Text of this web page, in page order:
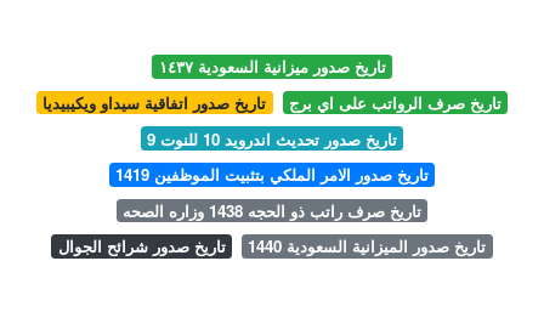
تاريخ صدور ميزانية السعودية ١٤٣٧
تاريخ صدور اتفاقية سيداو ويكيبيديا
تاريخ صرف الرواتب على اي برج
تاريخ صدور تحديث اندرويد 10 للنوت 9
تاريخ صدور الامر الملكي بتثبيت الموظفين 1419
تاريخ صرف راتب ذو الحجه 1438 وزاره الصحه
تاريخ صدور شرائح الجوال
تاريخ صدور الميزانية السعودية 1440